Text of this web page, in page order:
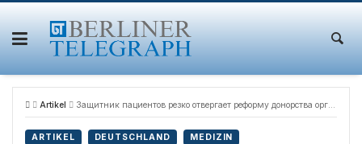
Skip
content
Artikel Защитник пациентов резко отвергает реформу донорства органов в Германии
ARTIKEL DEUTSCHLAND MEDIZIN